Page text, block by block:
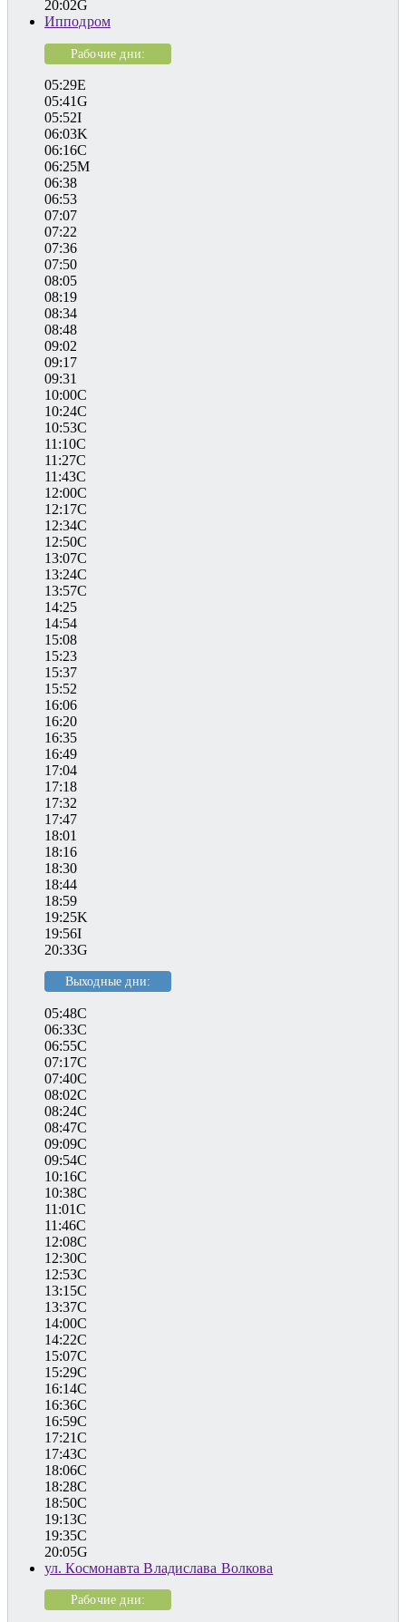
20:02G
Ипподром
Рабочие дни:
05:29E
05:41G
05:52I
06:03K
06:16C
06:25M
06:38
06:53
07:07
07:22
07:36
07:50
08:05
08:19
08:34
08:48
09:02
09:17
09:31
10:00C
10:24C
10:53C
11:10C
11:27C
11:43C
12:00C
12:17C
12:34C
12:50C
13:07C
13:24C
13:57C
14:25
14:54
15:08
15:23
15:37
15:52
16:06
16:20
16:35
16:49
17:04
17:18
17:32
17:47
18:01
18:16
18:30
18:44
18:59
19:25K
19:56I
20:33G
Выходные дни:
05:48C
06:33C
06:55C
07:17C
07:40C
08:02C
08:24C
08:47C
09:09C
09:54C
10:16C
10:38C
11:01C
11:46C
12:08C
12:30C
12:53C
13:15C
13:37C
14:00C
14:22C
15:07C
15:29C
16:14C
16:36C
16:59C
17:21C
17:43C
18:06C
18:28C
18:50C
19:13C
19:35C
20:05G
ул. Космонавта Владислава Волкова
Рабочие дни: